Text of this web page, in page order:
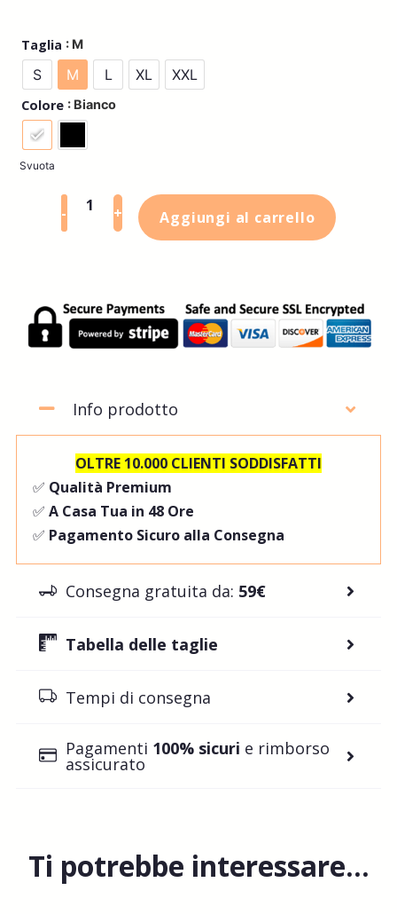
Taglia : M
S M L XL XXL
Colore : Bianco
Svuota
- + Aggiungi al carrello
Info prodotto
OLTRE 10.000 CLIENTI SODDISFATTI
✅ Qualità Premium
✅ A Casa Tua in 48 Ore
✅ Pagamento Sicuro alla Consegna
Consegna gratuita da: 59€
Tabella delle taglie
Tempi di consegna
Pagamenti 100% sicuri e rimborso
assicurato
Ti potrebbe interessare…